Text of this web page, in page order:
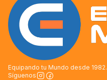
Equipando tu Mundo desde 1982.
Síguenos